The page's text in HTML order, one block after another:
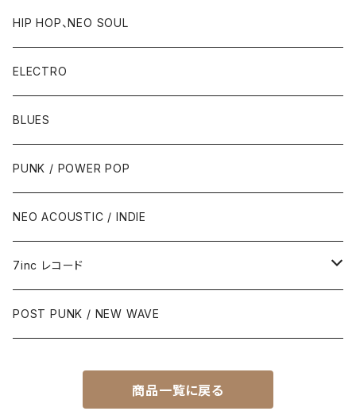
HIP HOP、NEO SOUL
ELECTRO
BLUES
PUNK / POWER POP
NEO ACOUSTIC / INDIE
7inc レコード
PUNK / 2TONE
POST PUNK / NEW WAVE
商品一覧に戻る